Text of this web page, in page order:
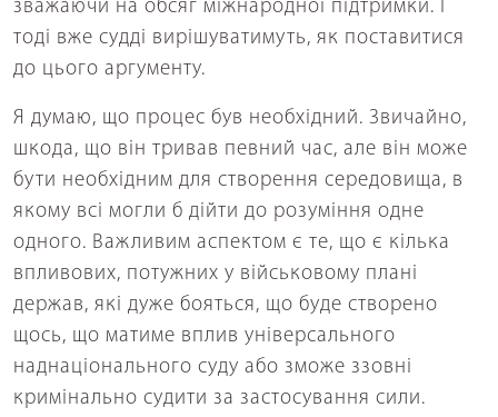
зважаючи на обсяг міжнародної підтримки. І
тоді вже судді вирішуватимуть, як поставитися
до цього аргументу.
Я думаю, що процес був необхідний. Звичайно,
шкода, що він тривав певний час, але він може
бути необхідним для створення середовища, в
якому всі могли б дійти до розуміння одне
одного. Важливим аспектом є те, що є кілька
впливових, потужних у військовому плані
держав, які дуже бояться, що буде створено
щось, що матиме вплив універсального
наднаціонального суду або зможе ззовні
кримінально судити за застосування сили.